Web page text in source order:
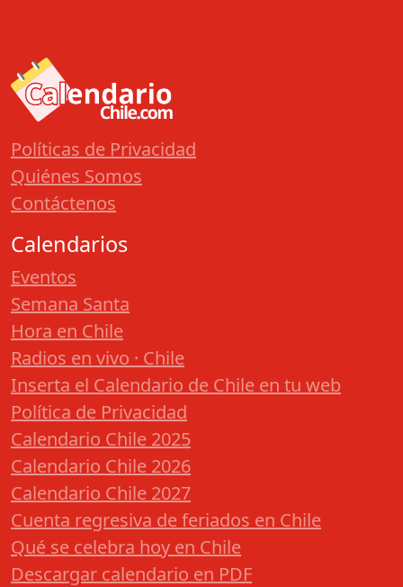
Políticas de Privacidad
Quiénes Somos
Contáctenos
Calendarios
Eventos
Semana Santa
Hora en Chile
Radios en vivo · Chile
Inserta el Calendario de Chile en tu web
Política de Privacidad
Calendario Chile 2025
Calendario Chile 2026
Calendario Chile 2027
Cuenta regresiva de feriados en Chile
Qué se celebra hoy en Chile
Descargar calendario en PDF